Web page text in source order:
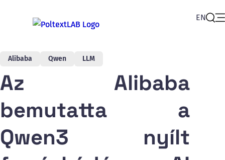
EN
Alibaba Qwen LLM
Az Alibaba
bemutatta a
Qwen3 nyílt